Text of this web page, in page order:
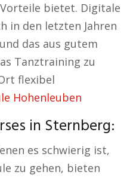
bietet. Digitale
in den letzten Jahren
das aus gutem
Tanztraining zu
flexibel
Hohenleuben
in Sternberg:
es schwierig ist,
zu gehen, bieten